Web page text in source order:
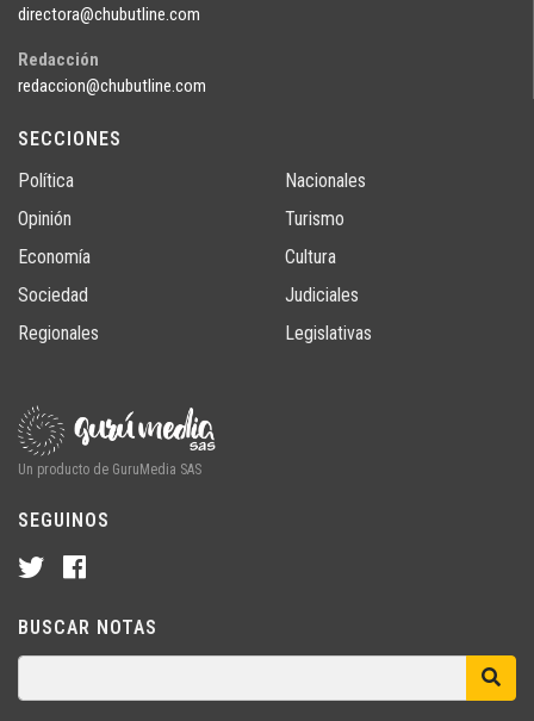
directora@chubutline.com
Redacción
redaccion@chubutline.com
SECCIONES
Política
Opinión
Economía
Sociedad
Regionales
Nacionales
Turismo
Cultura
Judiciales
Legislativas
Un producto de GuruMedia SAS
SEGUINOS
BUSCAR NOTAS